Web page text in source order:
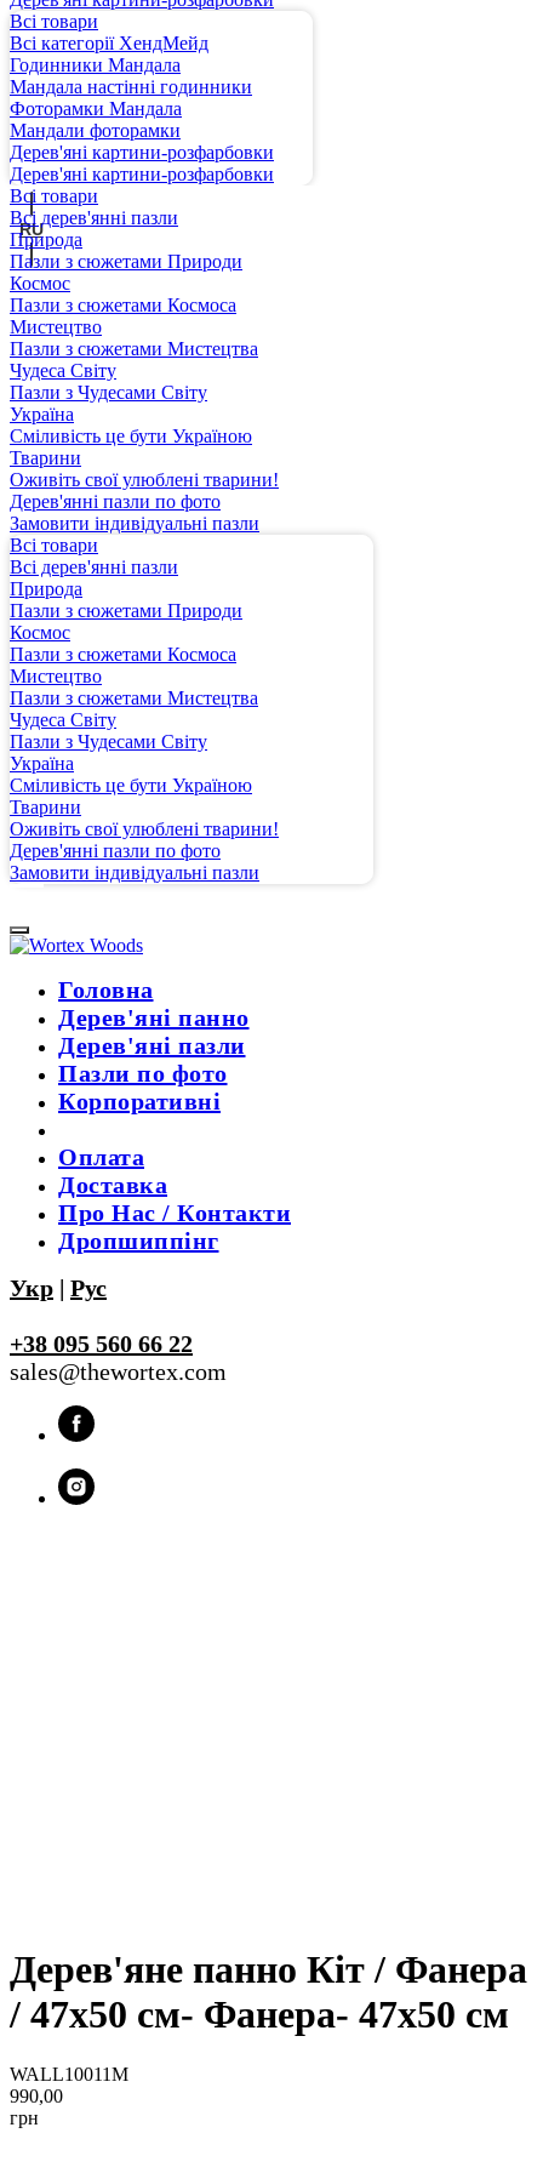
UA
RU
Всі товари
Всі категорії ХендМейд
Годинники Мандала
Мандала настінні годинники
Фоторамки Мандала
Мандали фоторамки
Дерев'яні картини-розфарбовки
Дерев'яні картини-розфарбовки
Всі товари
Всі дерев'янні пазли
Природа
Пазли з сюжетами Природи
Космос
Пазли з сюжетами Космоса
Мистецтво
Пазли з сюжетами Мистецтва
Чудеса Світу
Пазли з Чудесами Світу
Україна
Сміливість це бути Україною
Тварини
Оживіть свої улюблені тварини!
Дерев'янні пазли по фото
Замовити індивідуальні пазли
Всі товари
Всі дерев'янні пазли
Природа
Пазли з сюжетами Природи
Космос
Пазли з сюжетами Космоса
Мистецтво
Пазли з сюжетами Мистецтва
Чудеса Світу
Пазли з Чудесами Світу
Україна
Сміливість це бути Україною
Тварини
Оживіть свої улюблені тварини!
Дерев'янні пазли по фото
Замовити індивідуальні пазли
Головна
Дерев'яні панно
Дерев'яні пазли
Пазли по фото
Корпоративні
Оплата
Доставка
Про Нас / Контакти
Дропшиппінг
Укр | Рус
+38 095 560 66 22
sales@thewortex.com
Дерев'яне панно Кіт / Фанера
/ 47x50 см- Фанера- 47x50 см
WALL10011M
990,00
грн